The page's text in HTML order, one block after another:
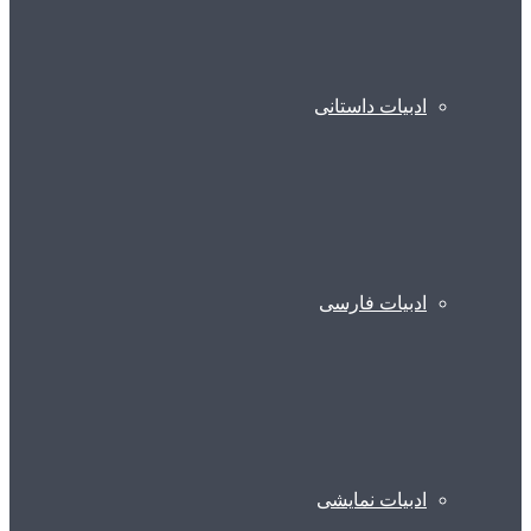
ادبیات داستانی
ادبیات فارسی
ادبیات نمایشی